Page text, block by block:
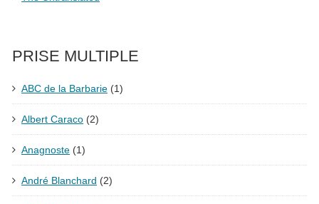
PRISE MULTIPLE
ABC de la Barbarie (1)
Albert Caraco (2)
Anagnoste (1)
André Blanchard (2)